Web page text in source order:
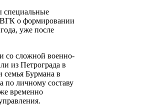
специальные
ВГК о формировании
уже после
со сложной военно-
из Петрограда в
семья Бурмана в
по личному составу
временно